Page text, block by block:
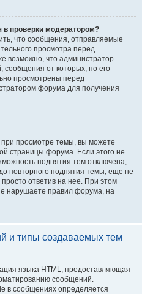
проверки модератором?
что сообщения, отправляемые
просмотра перед
возможно, что администратор
сообщения от которых, по его
просмотрены перед
форума для получения
просмотре темы, вы можете
страницы форума. Если этого не
поднятия тем отключена,
повторного поднятия темы, еще не
ответив на нее. При этом
нарушаете правил форума, на
и типы создаваемых тем
языка HTML, предоставляющая
сообщений.
в сообщениях определяется